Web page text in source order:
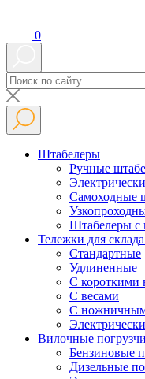
0
Штабелеры
Ручные
Самоходные
Штабелеры с
Тележки для
Стандартные
Удлиненные
С короткими
С весами
С
Вилочные
Бензиновые
Дизельные